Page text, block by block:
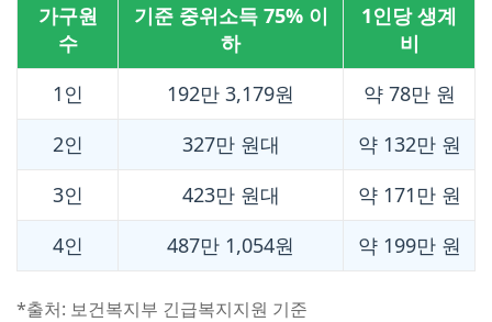
가구원
수
기준 중위소득 75% 이
하
1인당 생계
비
1인
192만 3,179원
약 78만 원
2인
327만 원대
약 132만 원
3인
423만 원대
약 171만 원
4인
487만 1,054원 약 199만 원
*출처: 보건복지부 긴급복지지원 기준